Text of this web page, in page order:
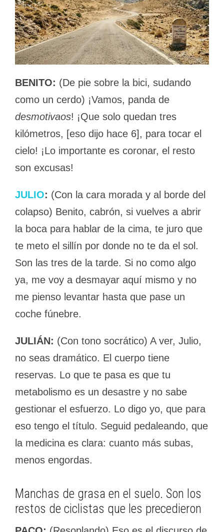
BENITO: (De pie sobre la bici, sudando
como un cerdo) ¡Vamos, panda de
desmotivaos! ¡Que solo quedan tres
kilómetros, [eso dijo hace 6], para tocar el
cielo! ¡Lo importante es coronar, el resto
son excusas!
JULIO: (Con la cara morada y al borde del
colapso) Benito, cabrón, si vuelves a abrir
la boca para hablar de la cima, te juro que
te meto el sillín por donde no te da el sol.
Son las tres de la tarde. Si no como algo
ya, me voy a desmayar aquí mismo y no
me pienso levantar hasta que pase un
coche fúnebre.
JULIÁN: (Con tono socrático) A ver, Julio,
no seas dramático. El cuerpo tiene
reservas. Lo que te pasa es que tu
metabolismo es un desastre y no sabe
gestionar el esfuerzo. Lo digo yo, que para
eso tengo el título. Seguid pedaleando, que
la medicina es clara: cuanto más subas,
menos engordas.
Manchas de grasa en el suelo. Son los
restos de ciclistas que les precedieron